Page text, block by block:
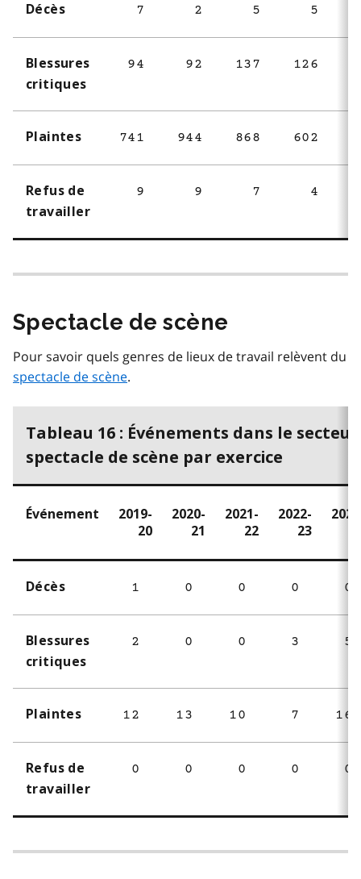
Décès 7 2 5 5
Blessures
critiques
94 92 137 126
Plaintes 741 944 868 602
Refus de
travailler
9 9 7 4
Spectacle de scène
Pour savoir quels genres de lieux de travail relèvent du
spectacle de scène.
Tableau 16 : Événements dans le
spectacle de scène par exercice
Événement
2019-
20
2020-
21
2021-
22
2022-
23
Décès 1 0 0 0 0
Blessures
critiques
2 0 0 3 5
Plaintes 12 13 10 7 16
Refus de
travailler
0 0 0 0 0